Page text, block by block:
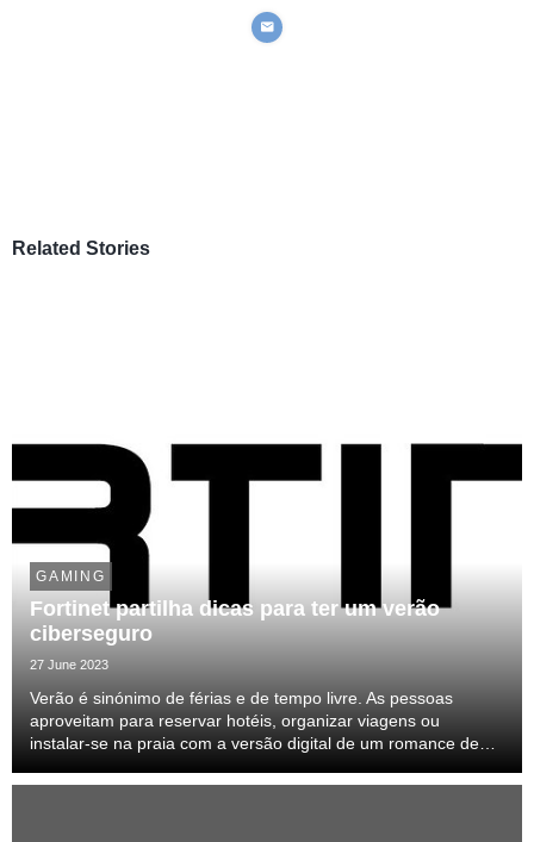
Related Stories
GAMING
Fortinet partilha dicas para ter um verão
ciberseguro
27 June 2023
Verão é sinónimo de férias e de tempo livre. As pessoas
aproveitam para reservar hotéis, organizar viagens ou
instalar-se na praia com a versão digital de um romance de